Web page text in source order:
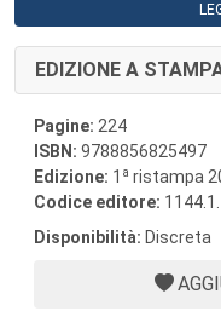
EDIZIONE A
Pagine: 224
ISBN: 9788856825497
Edizione: 1 a ristampa
Codice editore:
Disponibilità: Discreta